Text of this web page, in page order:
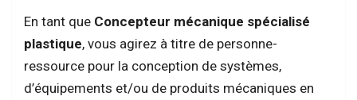
En tant que Concepteur mécanique spécialisé
plastique, vous agirez à titre de personne-
ressource pour la conception de systèmes,
d’équipements et/ou de produits mécaniques en